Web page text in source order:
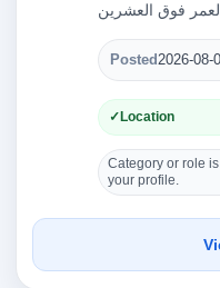
Posted2026-08-
Location
Category or role
your profile.